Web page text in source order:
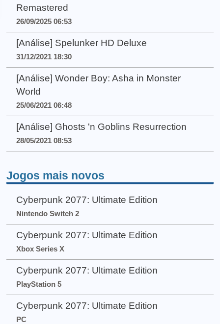
Remastered
26/09/2025 06:53
[Análise] Spelunker HD Deluxe
31/12/2021 18:30
[Análise] Wonder Boy: Asha in Monster
World
25/06/2021 06:48
[Análise] Ghosts 'n Goblins Resurrection
28/05/2021 08:53
Jogos mais novos
Cyberpunk 2077: Ultimate Edition
Nintendo Switch 2
Cyberpunk 2077: Ultimate Edition
Xbox Series X
Cyberpunk 2077: Ultimate Edition
PlayStation 5
Cyberpunk 2077: Ultimate Edition
PC